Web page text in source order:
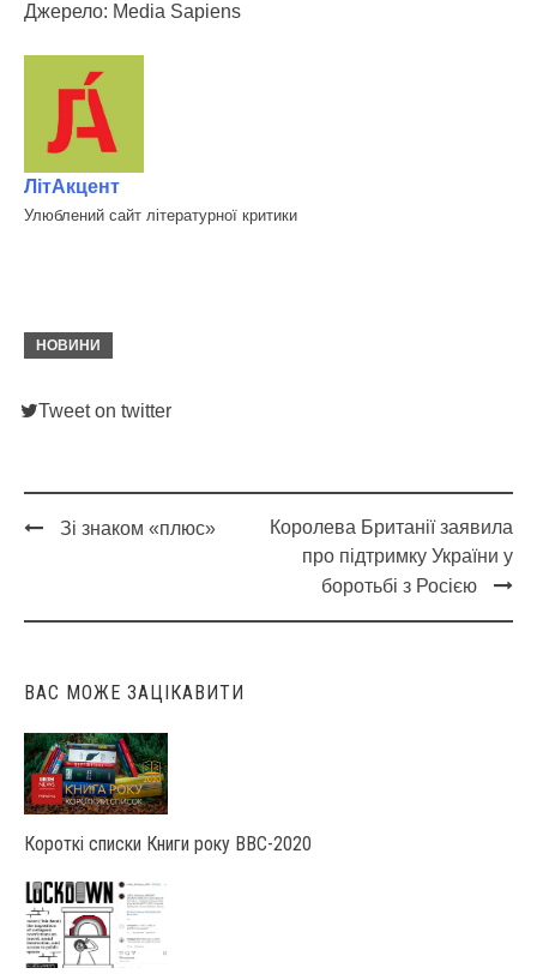
Джерело: Media Sapiens
ЛітАкцент
Улюблений сайт літературної критики
НОВИНИ
Tweet on twitter
Зі знаком «плюс»
Королева Британії заявила
про підтримку України у
боротьбі з Росією
ВАС МОЖЕ ЗАЦІКАВИТИ
Короткі списки Книги року ВВС-2020